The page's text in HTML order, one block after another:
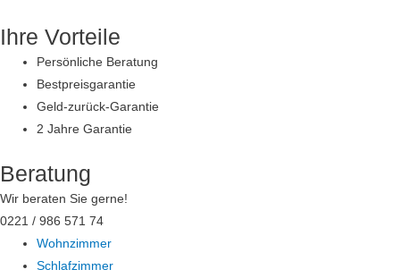
Inhalt
springen
Ihre Vorteile
Persönliche Beratung
Bestpreisgarantie
Geld-zurück-Garantie
2 Jahre Garantie
Beratung
Wir beraten Sie gerne!
0221 / 986 571 74
Wohnzimmer
Schlafzimmer